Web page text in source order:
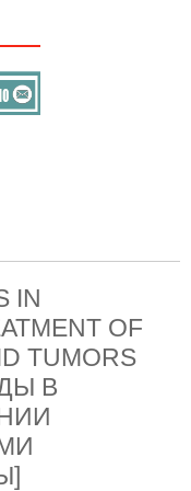
IN
OF
TUMORS
В